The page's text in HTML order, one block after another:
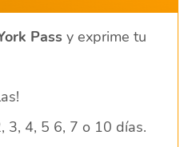
Pass y exprime tu
3, 4, 5 6, 7 o 10 días.